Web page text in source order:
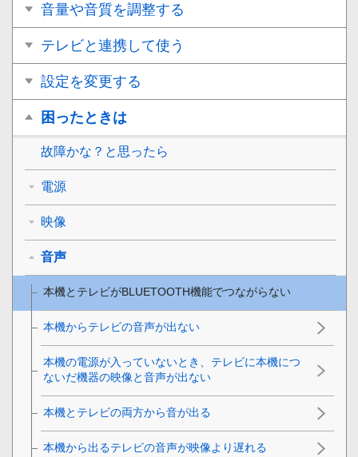
音量や音質を調整する
テレビと連携して使う
設定を変更する
困ったときは
故障かな？と思ったら
電源
映像
音声
本機とテレビがBLUETOOTH機能でつながらない
本機からテレビの音声が出ない
本機の電源が入っていないとき、テレビに本機につ
ないだ機器の映像と音声が出ない
本機とテレビの両方から音が出る
本機から出るテレビの音声が映像より遅れる